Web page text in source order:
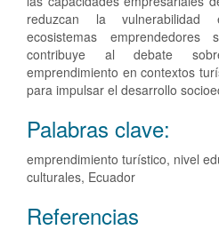
reduzcan la vulnerabilidad
ecosistemas emprendedores
contribuye al debate
emprendimiento en contextos
para impulsar el desarrollo
Palabras clave:
emprendimiento turístico, nivel
culturales, Ecuador
Detalles
Referencias